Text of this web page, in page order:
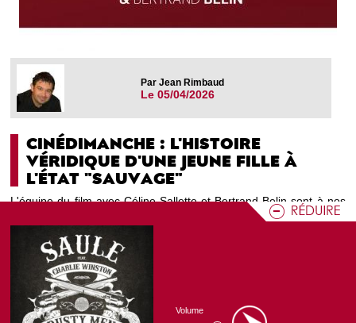
Volume
Par Jean Rimbaud
Le 05/04/2026
CINÉDIMANCHE : L'HISTOIRE
VÉRIDIQUE D'UNE JEUNE FILLE À
L'ÉTAT "SAUVAGE"
L'équipe du film avec Céline Sallette et Bertrand Belin sont à nos
côtés pour évoquer ce film qui revient sur le choix d'une jeune
adolescente de partir vivre dans la nature dans les Cévennes.
Programme CN'O : Ciné Dimanche